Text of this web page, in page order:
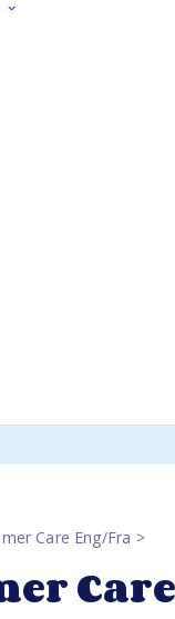
Care Eng/Fra